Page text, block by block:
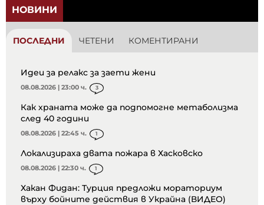
НОВИНИ
ПОСЛЕДНИ ЧЕТЕНИ КОМЕНТИРАНИ
Идеи за релакс за заети жени
08.08.2026 | 23:00 ч. 3
Как храната може да подпомогне метаболизма
след 40 години
08.08.2026 | 22:45 ч. 1
Локализираха двата пожара в Хасковско
08.08.2026 | 22:30 ч. 1
Хакан Фидан: Турция предложи мораториум
върху бойните действия в Украйна (ВИДЕО)